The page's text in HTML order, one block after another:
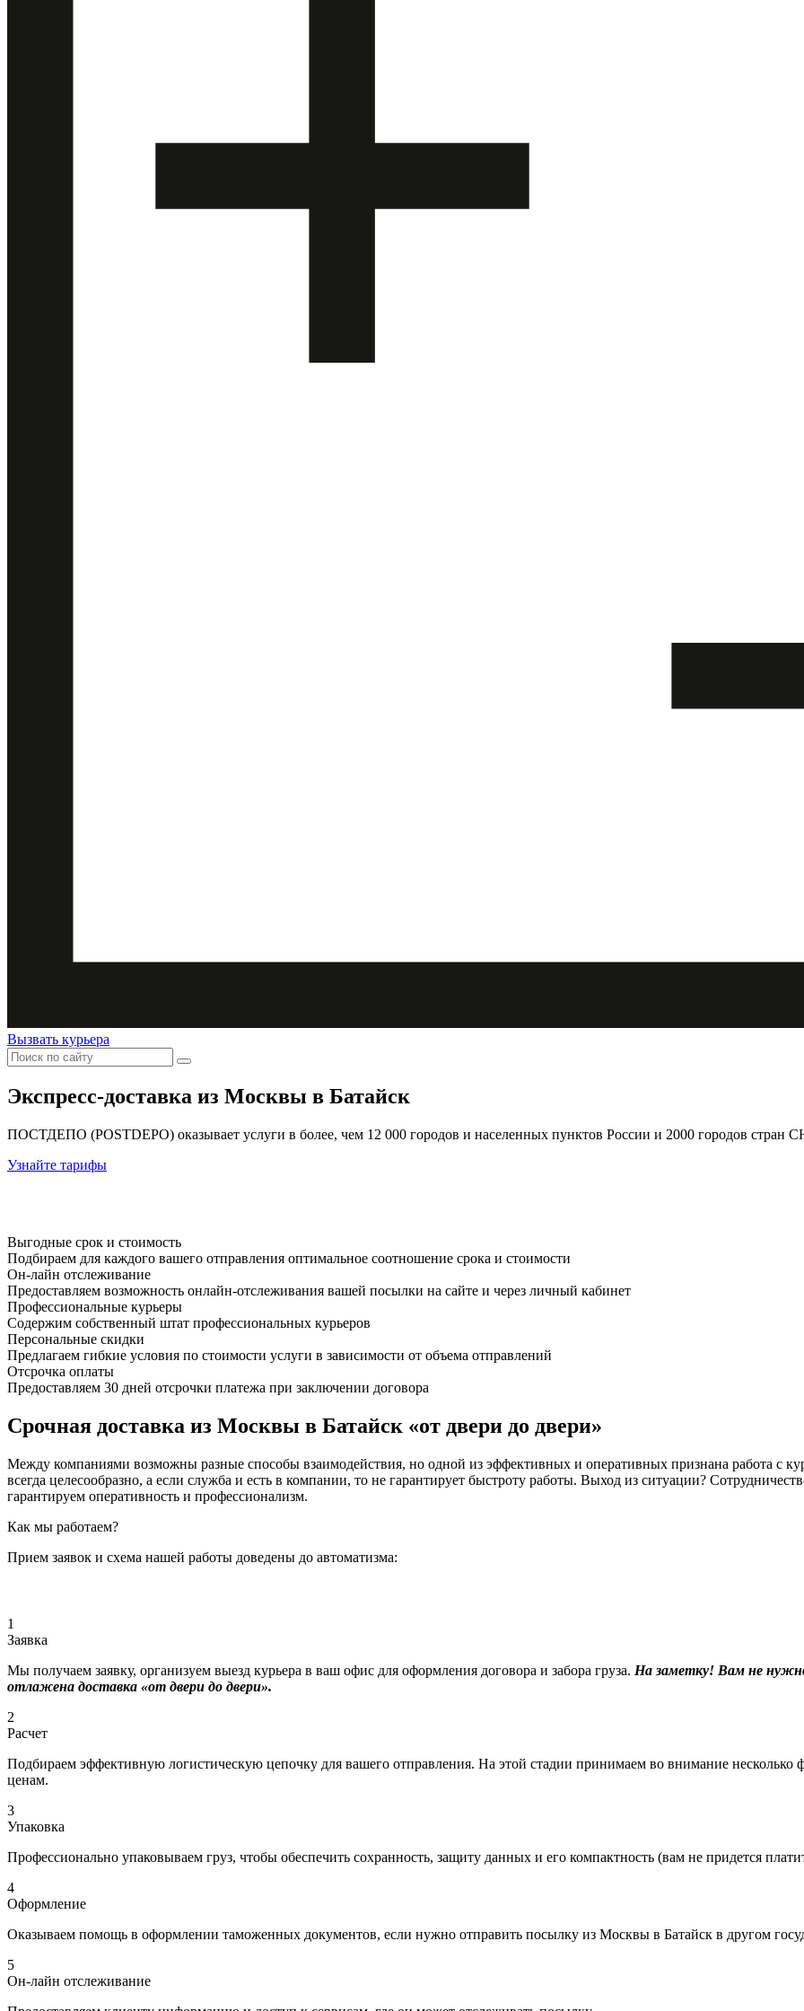
Вызвать курьера
Экспресс-доставка из Москвы в Батайск
ПОСТДЕПО (POSTDEPO) оказывает услуги в более, чем 12 000 городов и населенных пунктов России и 2000 городов стран
Узнайте тарифы
Выгодные срок и стоимость
Подбираем для каждого вашего отправления оптимальное соотношение срока и стоимости
Он-лайн отслеживание
Предоставляем возможность онлайн-отслеживания вашей посылки на сайте и через личный кабинет
Профессиональные курьеры
Содержим собственный штат профессиональных курьеров
Персональные скидки
Предлагаем гибкие условия по стоимости услуги в зависимости от объема отправлений
Отсрочка оплаты
Предоставляем 30 дней отсрочки платежа при заключении договора
Срочная доставка из Москвы в Батайск «от двери до двери»
Между компаниями возможны разные способы взаимодействия, но одной из эффективных и оперативных признана работа с
всегда целесообразно, а если служба и есть в компании, то не гарантирует быстроту работы. Выход из ситуации?
гарантируем оперативность и профессионализм.
Как мы работаем?
Прием заявок и схема нашей работы доведены до автоматизма:
1
Заявка
Мы получаем заявку, организуем выезд курьера в ваш офис для оформления договора и забора груза. На заметку! Вам не
отлажена доставка «от двери до двери».
2
Расчет
Подбираем эффективную логистическую цепочку для вашего отправления. На этой стадии принимаем во внимание несколько
ценам.
3
Упаковка
Профессионально упаковываем груз, чтобы обеспечить сохранность, защиту данных и его компактность (вам не придется
4
Оформление
Оказываем помощь в оформлении таможенных документов, если нужно отправить посылку из Москвы в Батайск в другом
5
Он-лайн отслеживание